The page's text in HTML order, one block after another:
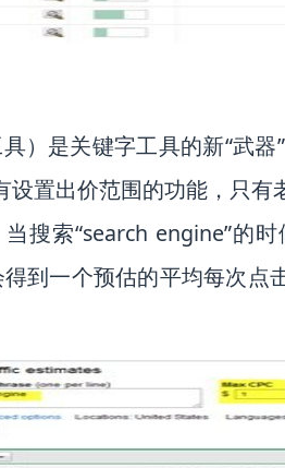
）是关键字工具的新“武
设置出价范围的功能，只
搜索“search engine”的
得到一个预估的平均每次